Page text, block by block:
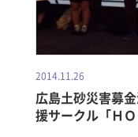
2014.11.26
広島土砂災害募
援サークル「ＨＯ